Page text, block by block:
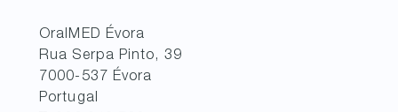
OralMED Évora
Rua Serpa Pinto, 39
7000-537 Évora
Portugal